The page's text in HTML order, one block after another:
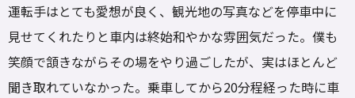
運転手はとても愛想が良く、観光地の写真などを停車中に
見せてくれたりと車内は終始和やかな雰囲気だった。僕も
笑顔で頷きながらその場をやり過ごしたが、実はほとんど
聞き取れていなかった。乗車してから20分程経った時に車